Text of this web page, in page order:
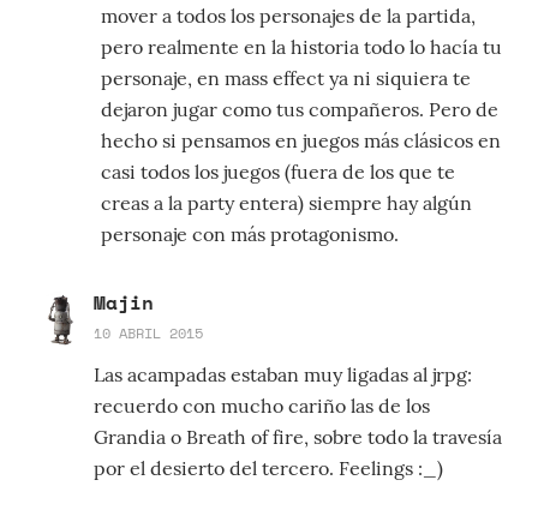
mover a todos los personajes de la partida,
pero realmente en la historia todo lo hacía tu
personaje, en mass effect ya ni siquiera te
dejaron jugar como tus compañeros. Pero de
hecho si pensamos en juegos más clásicos en
casi todos los juegos (fuera de los que te
creas a la party entera) siempre hay algún
personaje con más protagonismo.
Majin
10 ABRIL 2015
Las acampadas estaban muy ligadas al jrpg:
recuerdo con mucho cariño las de los
Grandia o Breath of fire, sobre todo la travesía
por el desierto del tercero. Feelings :_)